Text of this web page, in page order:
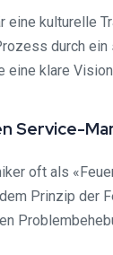
kulturelle
durch
eine klare
Service-
oft als
Prinzip der